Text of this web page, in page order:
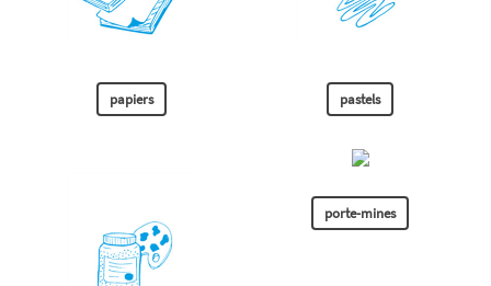
papiers pastels
porte-mines